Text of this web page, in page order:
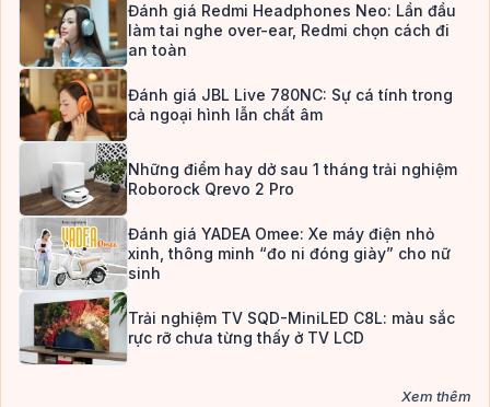
Đánh giá Redmi Headphones Neo: Lần đầu
làm tai nghe over-ear, Redmi chọn cách đi
an toàn
Đánh giá JBL Live 780NC: Sự cá tính trong
cả ngoại hình lẫn chất âm
Những điểm hay dở sau 1 tháng trải nghiệm
Roborock Qrevo 2 Pro
Đánh giá YADEA Omee: Xe máy điện nhỏ
xinh, thông minh “đo ni đóng giày” cho nữ
sinh
Trải nghiệm TV SQD-MiniLED C8L: màu sắc
rực rỡ chưa từng thấy ở TV LCD
Xem thêm